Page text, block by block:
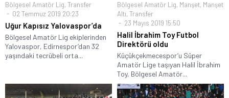
Bölgesel Amatör Lig, Transfer
02 Temmuz 2019 20:23
Uğur Kapısız Yalovaspor’da
Bölgesel Amatör Lig ekiplerinden
Yalovaspor, Edirnespor’dan 32
yaşındaki tecrübeli orta...
Bölgesel Amatör Lig, Manşet, Manşet
Altı, Transfer
23 Mayıs 2019 15:50
Halil İbrahim Toy Futbol
Direktörü oldu
Küçükçekmecespor’u Süper
Amatör Lige taşıyan Halil İbrahim
Toy, Bölgesel Amatör...